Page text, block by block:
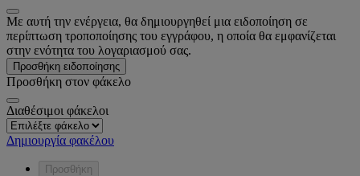
Με αυτή την ενέργεια, θα δημιουργηθεί μια ειδοποίηση σε
περίπτωση τροποποίησης του εγγράφου, η οποία θα εμφανίζεται
στην ενότητα του λογαριασμού σας.
Προσθήκη ειδοποίησης
Προσθήκη στον φάκελο
Διαθέσιμοι φάκελοι
Δημιουργία φακέλου
Προσθήκη